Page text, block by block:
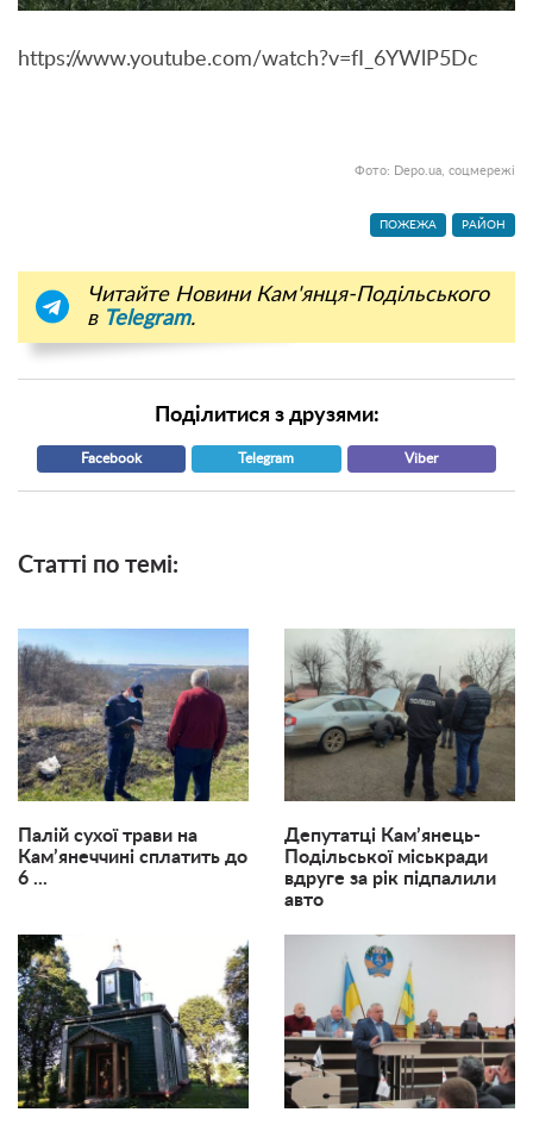
https://www.youtube.com/watch?v=fI_6YWlP5Dc
Фото: Depo.ua, соцмережі
ПОЖЕЖА РАЙОН
Читайте Новини Кам'янця-Подільського
в Telegram.
Поділитися з друзями:
Facebook Telegram Viber
Статті по темі:
Палій сухої трави на
Кам’янеччині сплатить до
6 ...
Депутатці Кам’янець-
Подільської міськради
вдруге за рік підпалили
авто